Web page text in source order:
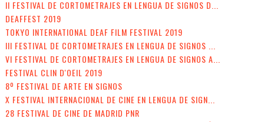
II FESTIVAL DE CORTOMETRAJES EN LENGUA DE SIGNOS D...
DEAFFEST 2019
TOKYO INTERNATIONAL DEAF FILM FESTIVAL 2019
III FESTIVAL DE CORTOMETRAJES EN LENGUA DE SIGNOS ...
VI FESTIVAL DE CORTOMETRAJES EN LENGUA DE SIGNOS A...
FESTIVAL CLIN D'OEIL 2019
8º FESTIVAL DE ARTE EN SIGNOS
X FESTIVAL INTERNACIONAL DE CINE EN LENGUA DE SIGN...
28 FESTIVAL DE CINE DE MADRID PNR